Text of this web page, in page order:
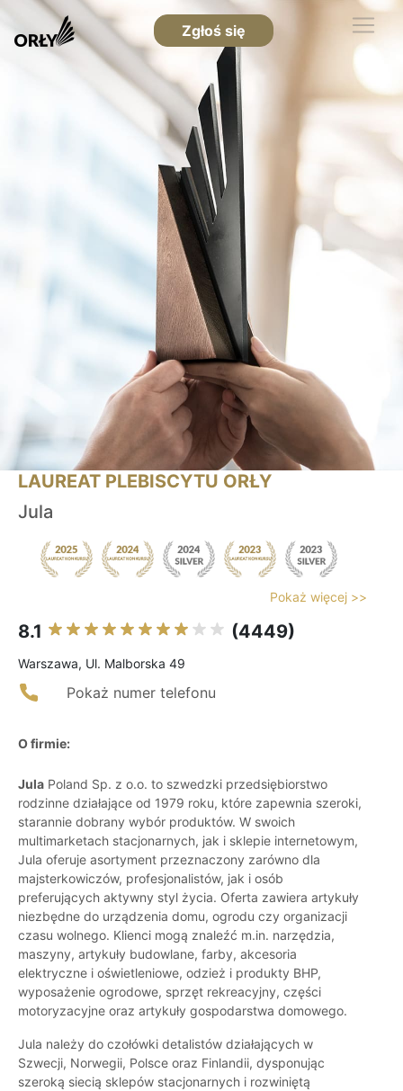
Zgłoś się
LAUREAT PLEBISCYTU ORŁY
Jula
Pokaż więcej >>
8.1 (4449)
Warszawa, Ul. Malborska 49
Pokaż numer telefonu
O firmie:
Jula Poland Sp. z o.o. to szwedzki przedsiębiorstwo
rodzinne działające od 1979 roku, które zapewnia szeroki,
starannie dobrany wybór produktów. W swoich
multimarketach stacjonarnych, jak i sklepie internetowym,
Jula oferuje asortyment przeznaczony zarówno dla
majsterkowiczów, profesjonalistów, jak i osób
preferujących aktywny styl życia. Oferta zawiera artykuły
niezbędne do urządzenia domu, ogrodu czy organizacji
czasu wolnego. Klienci mogą znaleźć m.in. narzędzia,
maszyny, artykuły budowlane, farby, akcesoria
elektryczne i oświetleniowe, odzież i produkty BHP,
wyposażenie ogrodowe, sprzęt rekreacyjny, części
motoryzacyjne oraz artykuły gospodarstwa domowego.
Jula należy do czołówki detalistów działających w
Szwecji, Norwegii, Polsce oraz Finlandii, dysponując
szeroką siecią sklepów stacjonarnych i rozwiniętą